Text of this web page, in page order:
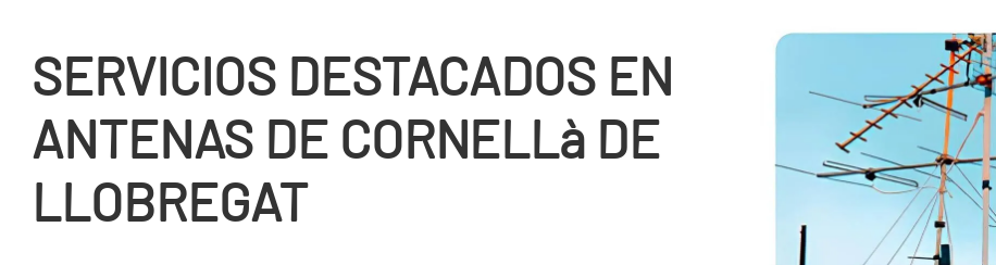
SERVICIOS DESTACADOS EN
ANTENAS DE CORNELLà DE
LLOBREGAT